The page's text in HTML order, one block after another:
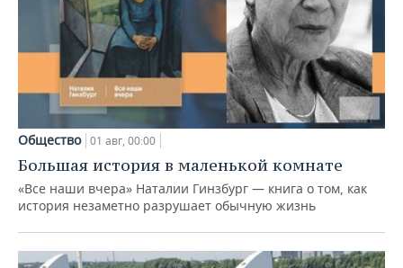
Общество 01 авг, 00:00
Большая история в маленькой комнате
«Все наши вчера» Наталии Гинзбург — книга о том, как
история незаметно разрушает обычную жизнь